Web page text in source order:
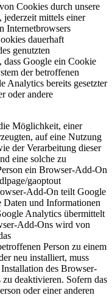
Cookies durch unsere
jederzeit mittels einer
Internetbrowsers
dauerhaft
genutzten
dass Google ein Cookie
der betroffenen
Analytics bereits gesetzter
oder andere
Möglichkeit, einer
auf eine Nutzung
der Verarbeitung dieser
eine solche zu
ein Browser-Add-On
dlpage/gaoptout
Add-On teilt Google
Daten und Informationen
Analytics übermittelt
Add-Ons wird von
Person zu einem
neu installiert, muss
des Browser-
deaktivieren. Sofern das
oder einer anderen